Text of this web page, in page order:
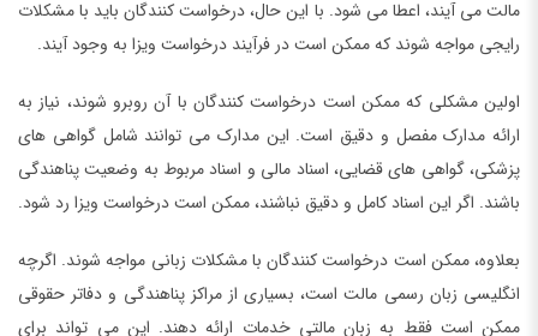
مالت می آیند، اعطا می شود. با این حال، درخواست کنندگان باید با مشکلات
رایجی مواجه شوند که ممکن است در فرآیند درخواست ویزا به وجود آیند.
اولین مشکلی که ممکن است درخواست کنندگان با آن روبرو شوند، نیاز به
ارائه مدارک مفصل و دقیق است. این مدارک می توانند شامل گواهی های
پزشکی، گواهی های قضایی، اسناد مالی و اسناد مربوط به وضعیت پناهندگی
باشند. اگر این اسناد کامل و دقیق نباشند، ممکن است درخواست ویزا رد شود.
بعلاوه، ممکن است درخواست کنندگان با مشکلات زبانی مواجه شوند. اگرچه
انگلیسی زبان رسمی مالت است، بسیاری از مراکز پناهندگی و دفاتر حقوقی
ممکن است فقط به زبان مالتی خدمات ارائه دهند. این می تواند برای